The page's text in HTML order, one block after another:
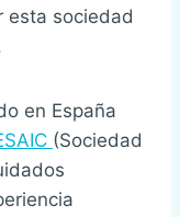
esta sociedad
en España
(Sociedad